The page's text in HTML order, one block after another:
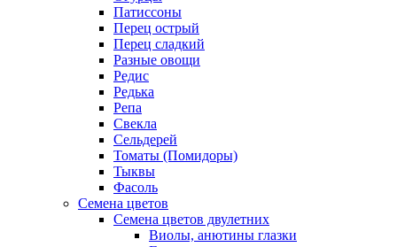
Патиссоны
Перец острый
Перец сладкий
Разные овощи
Редис
Редька
Репа
Свекла
Сельдерей
Томаты (Помидоры)
Тыквы
Фасоль
Семена цветов
Семена цветов двулетних
Виолы, анютины глазки